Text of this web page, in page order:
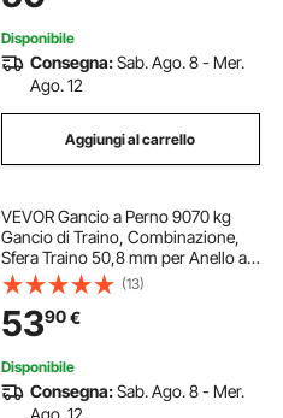
Disponibile
Consegna:Sab. Ago. 8 - Mer.
Ago. 12
Aggiungi al carrello
VEVOR Gancio a Perno 9070 kg
Gancio di Traino, Combinazione,
Sfera Traino 50,8 mm per Anello a
Lunetta 63,5 a76,2 mm Kit
Montaggio, Adesivi di Avvertimento
Fosforescenti, Verniciatura a
Polvere Nera
(13)
5390€
Disponibile
Consegna:Sab. Ago. 8 - Mer.
Ago. 12